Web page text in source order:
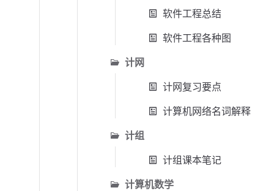
软件工程总结
软件工程各种图
计网
计网复习要点
计算机网络名词解释
计组
计组课本笔记
计算机数学